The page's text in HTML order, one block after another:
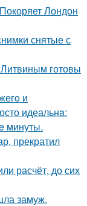
Лондон
снятые с
готовы
и
идеальнa:
минуты.
прекратил
расчёт, до сих
замуж,